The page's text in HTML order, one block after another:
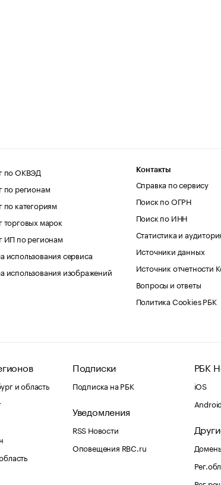
по ОКВЭД
по регионам
по категориям
торговых марок
ИП по регионам
использования сервиса
использования изображений
Контакты
Справка по сервису
Поиск по ОГРН
Поиск по ИНН
Статистика и
Источники данных
Источник отчетности
Вопросы и ответы
Политика Cookies РБК
и область
Подписки
Подписка на РБК
Уведомления
RSS Новости
Оповещения RBC.ru
РБК
iOS